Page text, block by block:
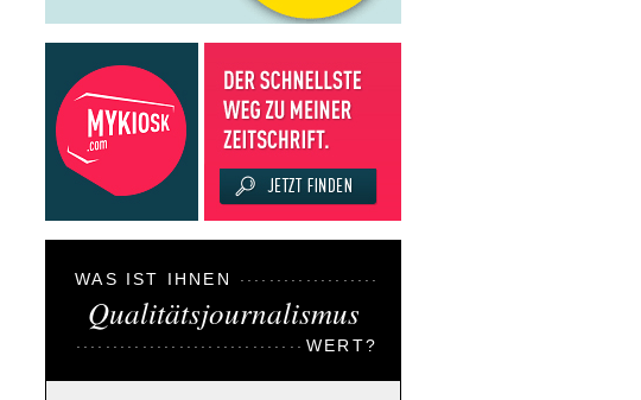
WAS IST IHNEN
Qualitätsjournalismus
WERT?